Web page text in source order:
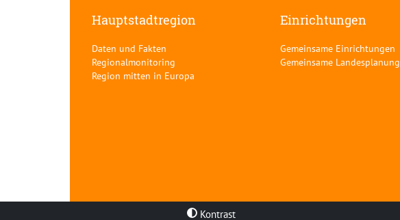
Kontrast
Hauptstadtregion
Daten und Fakten
Regionalmonitoring
Region mitten in Europa
Einrichtungen
Gemeinsame Einrichtungen
Gemeinsame Landesplanung